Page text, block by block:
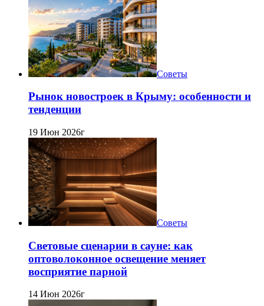
Советы
Рынок новостроек в Крыму: особенности и
тенденции
19 Июн 2026г
Советы
Световые сценарии в сауне: как
оптоволоконное освещение меняет
восприятие парной
14 Июн 2026г